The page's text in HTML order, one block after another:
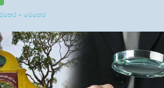
– මෙතෙර